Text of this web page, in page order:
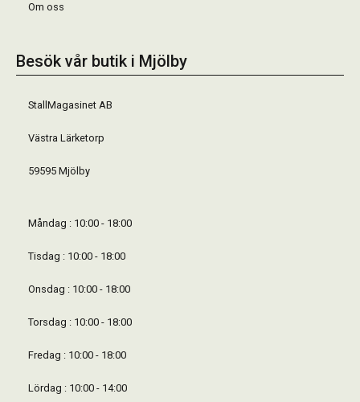
Om oss
Besök vår butik i Mjölby
StallMagasinet AB
Västra Lärketorp
59595 Mjölby
Måndag : 10:00 - 18:00
Tisdag : 10:00 - 18:00
Onsdag : 10:00 - 18:00
Torsdag : 10:00 - 18:00
Fredag : 10:00 - 18:00
Lördag : 10:00 - 14:00